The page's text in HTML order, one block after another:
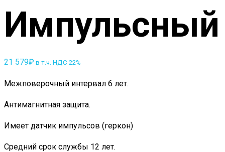
Импульсный
21 579₽ в т.ч. НДС 22%
Межповерочный интервал 6 лет.
Антимагнитная защита.
Имеет датчик импульсов (геркон)
Средний срок службы 12 лет.